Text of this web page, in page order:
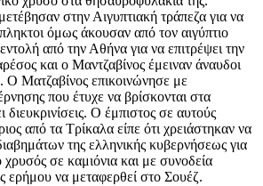
στην Αιγυπτιακή τράπεζα για να
όμως άκουσαν από τον αιγύπτιο
εντολή από την Αθήνα για να επιτρέψει την
και ο Μαντζαβίνος έμειναν άναυδοι
Ο Ματζαβίνος επικοινώνησε με
που έτυχε να βρίσκονται στα
διευκρινίσεις. Ο έμπιστος σε αυτούς
από τα Τρίκαλα είπε ότι χρειάστηκαν να
της ελληνικής κυβερνήσεως για
σε καμιόνια και με συνοδεία
ερήμου να μεταφερθεί στο Σουέζ.